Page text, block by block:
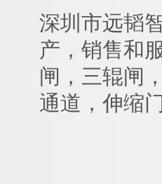
深圳市远韬
产，销售和
闸，三辊闸
通道，伸缩